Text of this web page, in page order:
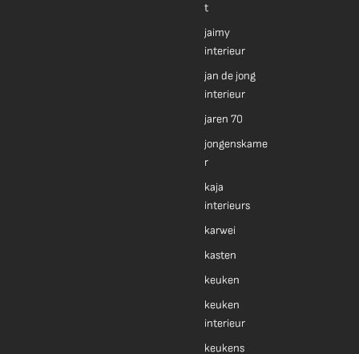
t
jaimy
interieur
jan de jong
interieur
jaren 70
jongenskame
r
kaja
interieurs
karwei
kasten
keuken
keuken
interieur
keukens